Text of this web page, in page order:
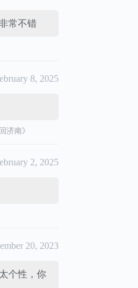
常不错
8, 2025
济南》
2, 2025
20, 2023
个性，你